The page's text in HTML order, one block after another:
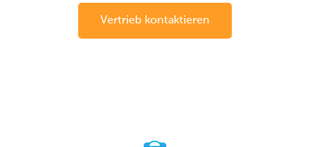
Vertrieb kontaktieren